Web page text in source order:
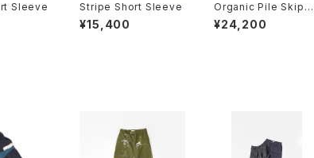
Sleeve Stripe Short Sleeve
¥15,400
Organic Pile Skippe
r
¥24,200